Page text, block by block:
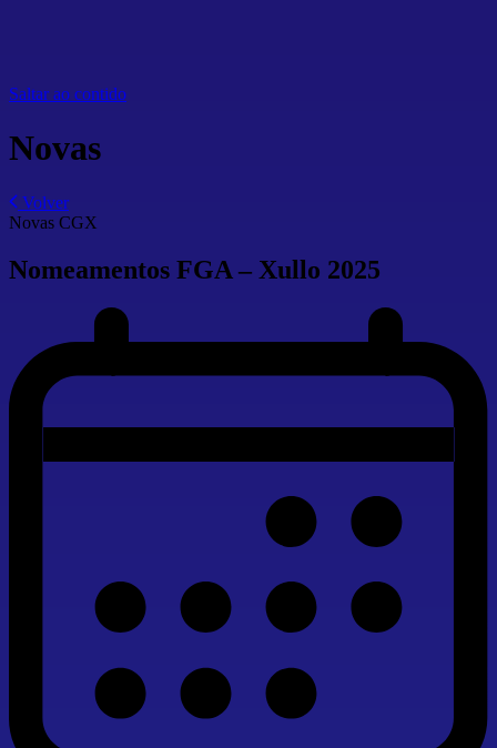
Saltar ao contido
Novas
Volver
Novas CGX
Nomeamentos FGA – Xullo 2025